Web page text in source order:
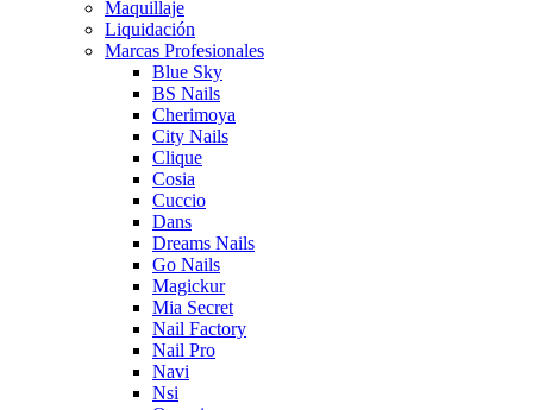
Maquillaje
Liquidación
Marcas Profesionales
Blue Sky
BS Nails
Cherimoya
City Nails
Clique
Cosia
Cuccio
Dans
Dreams Nails
Go Nails
Magickur
Mia Secret
Nail Factory
Nail Pro
Navi
Nsi